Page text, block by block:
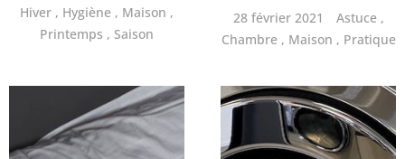
Hiver
Hygiène
Maison
Printemps
Saison
28 février 2021
Astuce
Chambre
Maison Pratique